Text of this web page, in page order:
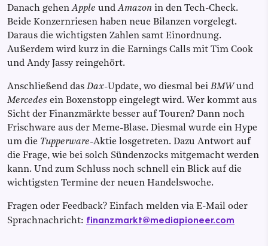
Danach gehenApple undAmazon in den Tech-Check.
Beide Konzernriesen haben neue Bilanzen vorgelegt.
Daraus die wichtigsten Zahlen samt Einordnung.
Außerdem wird kurz in die Earnings Calls mit Tim Cook
und Andy Jassy reingehört.
Anschließend das Dax-Update, wo diesmal bei BMWund
Mercedes ein Boxenstopp eingelegt wird. Wer kommt aus
Sicht der Finanzmärkte besser auf Touren? Dann noch
Frischware aus der Meme-Blase. Diesmal wurde ein Hype
um die Tupperware-Aktie losgetreten. Dazu Antwort auf
die Frage, wie bei solch Sündenzocks mitgemacht werden
kann. Und zum Schluss noch schnell ein Blick auf die
wichtigsten Termine der neuen Handelswoche.
Fragen oder Feedback? Einfach melden via E-Mail oder
Sprachnachricht: finanzmarkt@mediapioneer.com